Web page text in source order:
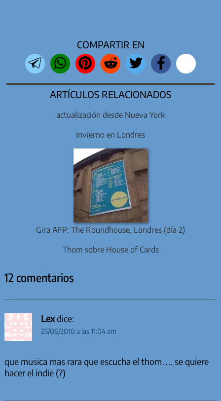
COMPARTIR EN
ARTÍCULOS RELACIONADOS
actualización desde Nueva York
Invierno en Londres
Gira AFP: The Roundhouse, Londres (día 2)
Thom sobre House of Cards
12 comentarios
Lexdice:
25/06/2010 a las 11:04 am
que musica mas rara que escucha el thom…. se quiere
hacer el indie (?)